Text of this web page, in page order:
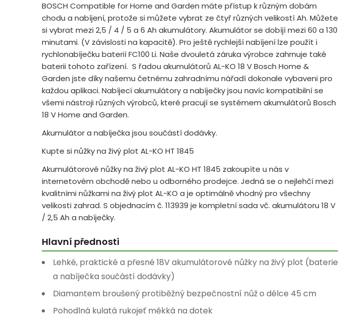
BOSCH Compatible for Home and Garden máte přístup k různým dobám
chodu a nabíjení, protože si můžete vybrat ze čtyř různých velikostí Ah. Můžete
si vybrat mezi 2,5 / 4 / 5 a 6 Ah akumulátory. Akumulátor se dobíjí mezi 60 a 130
minutami. (V závislosti na kapacitě). Pro ještě rychlejší nabíjení lze použít i
rychlonabíječku baterií FC100 Li. Naše dvouletá záruka výrobce zahrnuje také
baterii tohoto zařízení. S řadou akumulátorů AL-KO 18 V Bosch Home &
Garden jste díky našemu četnému zahradnímu nářadí dokonale vybaveni pro
každou aplikaci. Nabíjecí akumulátory a nabíječky jsou navíc kompatibilní se
všemi nástroji různých výrobců, které pracují se systémem akumulátorů Bosch
18 V Home and Garden.
Akumulátor a nabíječka jsou součástí dodávky.
Kupte si nůžky na živý plot AL-KO HT 1845
Akumulátorové nůžky na živý plot AL-KO HT 1845 zakoupíte u nás v
internetovém obchodě nebo u odborného prodejce. Jedná se o nejlehčí mezi
kvalitními nůžkami na živý plot AL-KO a je optimálně vhodný pro všechny
velikosti zahrad. S objednacím č. 113939 je kompletní sada vč. akumulátoru 18 V
/ 2,5 Ah a nabíječky.
Hlavní přednosti
Lehké, praktické a přesné 18V akumulátorové nůžky na živý plot (baterie
a nabíječka součástí dodávky)
Diamantem broušený protiběžný bezpečnostní nůž o délce 45 cm
Pohodlná kulatá rukojeť měkká na dotek